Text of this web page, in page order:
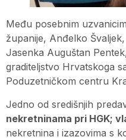
Među posebnim
županije, Anđelko
Jasenka Auguštan
graditeljstvo Hrvatskoga
Poduzetničkom centru
Jedno od središnjih
nekretninama pri HGK;
nekretnina i izazovima s